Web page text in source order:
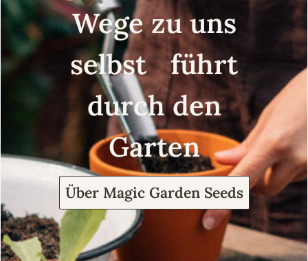
Wege zu uns
selbst führt
durch den
Garten
Über Magic Garden Seeds